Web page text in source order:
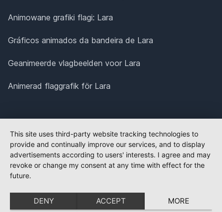
Animowane grafiki flagi: Lara
Gráficos animados da bandeira de Lara
Geanimeerde vlagbeelden voor Lara
Animerad flaggrafik för Lara
This site uses third-party website tracking technologies to
provide and continually improve our services, and to display
advertisements according to users' interests. I agree and may
revoke or change my consent at any time with effect for the
future.
DENY ACCEPT MORE